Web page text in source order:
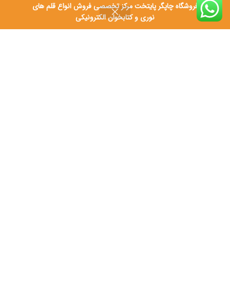
فروشگاه چاپگر پایتخت مرکز تخصصی فروش انواع قلم های
نوری و کتابخوان الکترونیکی
لینک های مفید